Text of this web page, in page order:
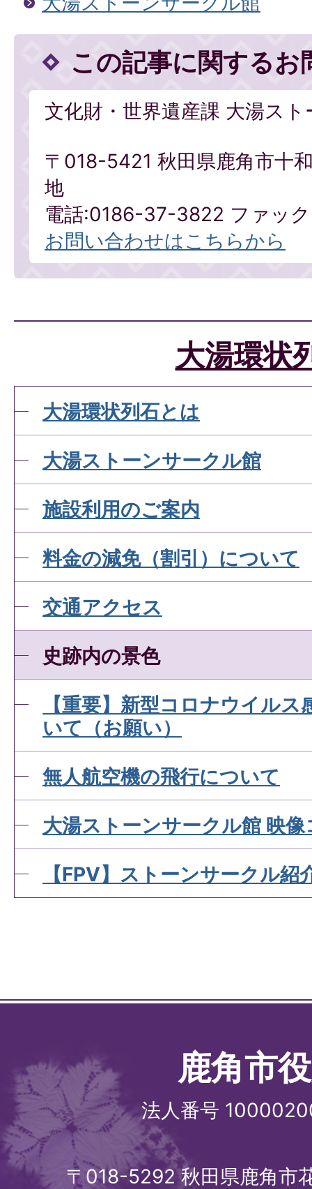
この記事に関するお
文化財・世界遺産課 大湯ス
〒018-5421 秋田県鹿角市十
地
電話:0186-37-3822 ファッ
お問い合わせはこちらから
大湯環状
大湯環状列石とは
大湯ストーンサークル館
施設利用のご案内
料金の減免（割引）について
交通アクセス
史跡内の景色
【重要】新型コロナウイル
いて（お願い）
無人航空機の飛行について
大湯ストーンサークル館 映
【FPV】ストーンサークル紹
鹿角市
法人番号
〒018-5292 秋田県鹿角市